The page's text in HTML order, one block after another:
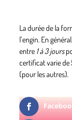
La durée de la
l’engin. En
entre 1 à 3 jours
certificat varie de
(pour les autres).